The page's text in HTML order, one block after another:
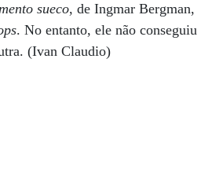
sueco, de Ingmar Bergman,
. No entanto, ele não conseguiu
(Ivan Claudio)